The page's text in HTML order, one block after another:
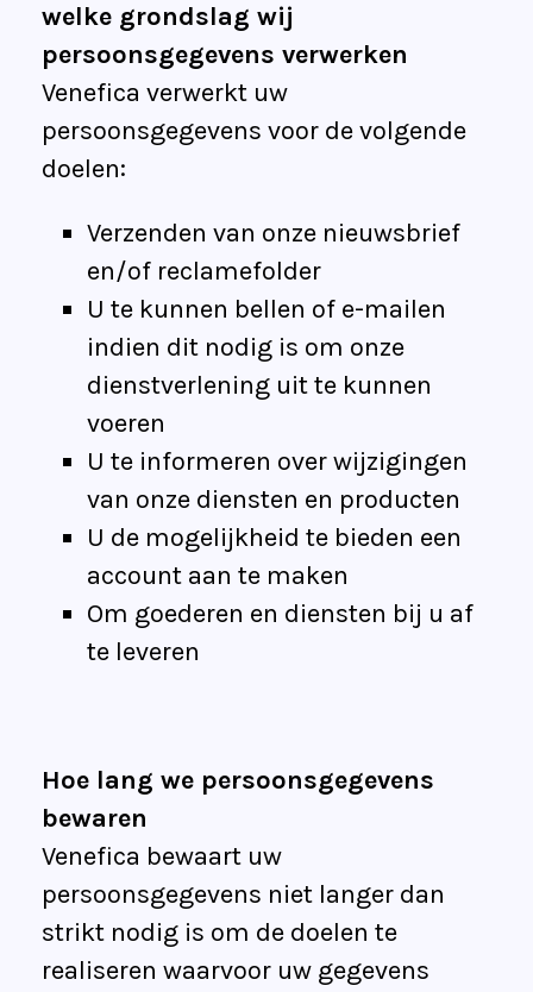
welke grondslag wij
persoonsgegevens verwerken
Venefica verwerkt uw
persoonsgegevens voor de volgende
doelen:
Verzenden van onze nieuwsbrief
en/of reclamefolder
U te kunnen bellen of e-mailen
indien dit nodig is om onze
dienstverlening uit te kunnen
voeren
U te informeren over wijzigingen
van onze diensten en producten
U de mogelijkheid te bieden een
account aan te maken
Om goederen en diensten bij u af
te leveren
Hoe lang we persoonsgegevens
bewaren
Venefica bewaart uw
persoonsgegevens niet langer dan
strikt nodig is om de doelen te
realiseren waarvoor uw gegevens